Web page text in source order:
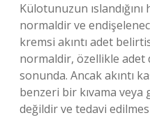
Külotunuzun
normaldir ve
kremsi akıntı adet
normaldir, özellikle adet
sonunda. Ancak akıntı
benzeri bir kıvama
değildir ve tedavi